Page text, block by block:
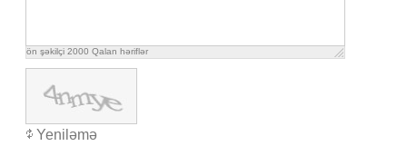
ön şəkilçi 2000 Qalan həriflər
Yeniləmə